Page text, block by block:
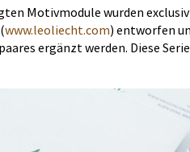
Motivmodule wurden
www.leoliecht.com) entworfen
ergänzt werden. Diese